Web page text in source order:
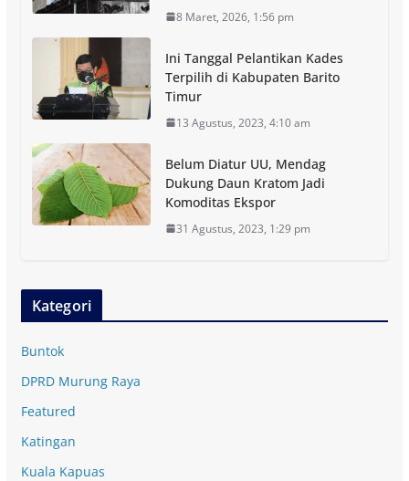
8 Maret, 2026, 1:56 pm
Ini Tanggal Pelantikan Kades
Terpilih di Kabupaten Barito
Timur
13 Agustus, 2023, 4:10 am
Belum Diatur UU, Mendag
Dukung Daun Kratom Jadi
Komoditas Ekspor
31 Agustus, 2023, 1:29 pm
Kategori
Buntok
DPRD Murung Raya
Featured
Katingan
Kuala Kapuas